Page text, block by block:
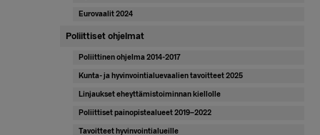
Eurovaalit 2024
Poliittiset ohjelmat
Poliittinen ohjelma 2014-2017
Kunta- ja hyvinvointialuevaalien tavoitteet 2025
Linjaukset eheyttämistoiminnan kiellolle
Poliittiset painopistealueet 2019–2022
Tavoitteet hyvinvointialueille